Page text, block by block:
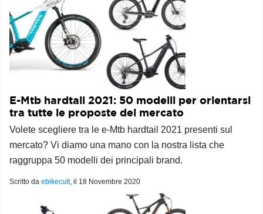
E-Mtb hardtail 2021: 50 modelli per orientarsi
tra tutte le proposte del mercato
Volete scegliere tra le e-Mtb hardtail 2021 presenti sul
mercato? Vi diamo una mano con la nostra lista che
raggruppa 50 modelli dei principali brand.
Scritto da ebikecult, il 18 Novembre 2020